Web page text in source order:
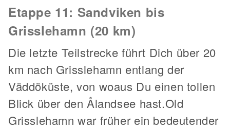
Etappe 11: Sandviken bis
Grisslehamn (20 km)
Die letzte Teilstrecke führt Dich über 20
km nach Grisslehamn entlang der
Väddöküste, von woaus Du einen tollen
Blick über den Ålandsee hast.Old
Grisslehamn war früher ein bedeutender